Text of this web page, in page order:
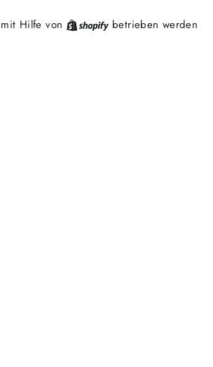
Hilfe von Shopify
betrieben werden